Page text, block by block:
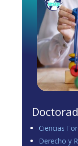
Ciencias
Derecho y